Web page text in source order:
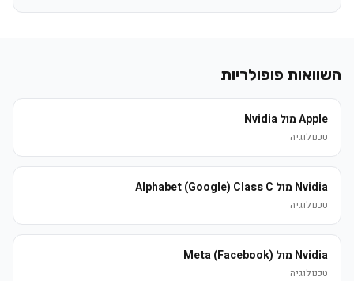
השוואות פופולריות
Apple מול Nvidia
טכנולוגיה
Nvidia מול Alphabet (Google) Class C
טכנולוגיה
Nvidia מול Meta (Facebook)
טכנולוגיה